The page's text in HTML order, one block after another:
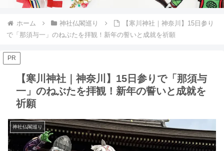
ホーム 神社仏閣巡り
【寒川神社｜神奈川】15日参り
で「那須与一」のねぶたを拝観！新年の誓いと成就を祈願
PR
【寒川神社｜神奈川】15日参りで「那須与
一」のねぶたを拝観！新年の誓いと成就を
祈願
神社仏閣巡り